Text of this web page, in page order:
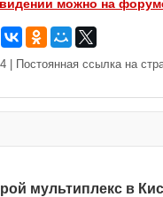
можно на
| Постоянная ссылка на
мультиплекс в